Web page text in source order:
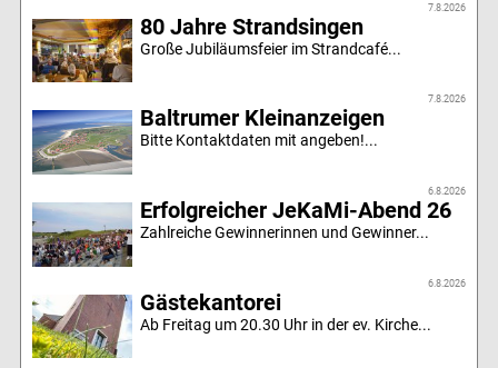
7.8.2026
80 Jahre Strandsingen
Große Jubiläumsfeier im Strandcafé...
7.8.2026
Baltrumer Kleinanzeigen
Bitte Kontaktdaten mit angeben!...
6.8.2026
Erfolgreicher JeKaMi-Abend 26
Zahlreiche Gewinnerinnen und Gewinner...
6.8.2026
Gästekantorei
Ab Freitag um 20.30 Uhr in der ev. Kirche...